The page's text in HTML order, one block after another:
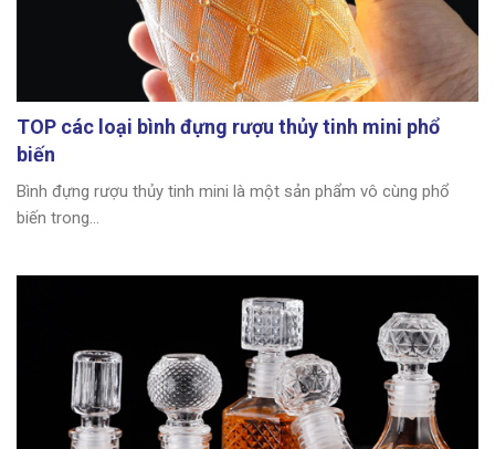
TOP các loại bình đựng rượu thủy tinh mini phổ
biến
Bình đựng rượu thủy tinh mini là một sản phẩm vô cùng phổ
biến trong...